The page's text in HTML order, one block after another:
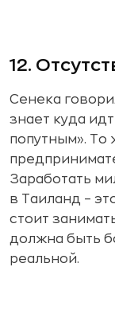
12.
Сенека
знает куда
попутным». То
Заработать
в Таиланд –
стоит
должна быть
реальной.